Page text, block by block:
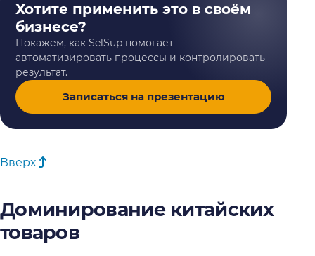
Хотите применить это в своём
бизнесе?
Покажем, как SelSup помогает
автоматизировать процессы и контролировать
результат.
Записаться на презентацию
Вверх
Доминирование китайских
товаров